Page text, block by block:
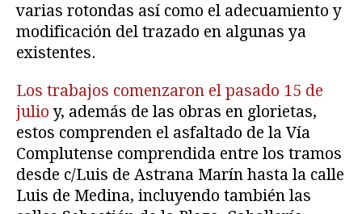
varias rotondas así como el adecuamiento y
modificación del trazado en algunas ya
existentes.
Los trabajos comenzaron el pasado 15 de
julio y, además de las obras en glorietas,
estos comprenden el asfaltado de la Vía
Complutense comprendida entre los tramos
desde c/Luis de Astrana Marín hasta la calle
Luis de Medina, incluyendo también las